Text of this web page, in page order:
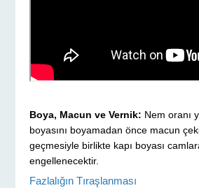
Boya, Macun ve Vernik: Nem oranı
boyasını boyamadan önce macun
geçmesiyle birlikte kapı boyası
engellenecektir.
Fazlalığın Tıraşlanması